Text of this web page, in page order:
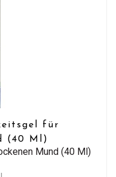
für
(40 Ml)
Mund (40 Ml)